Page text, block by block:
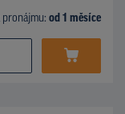
pronájmu: od 1 měsíce